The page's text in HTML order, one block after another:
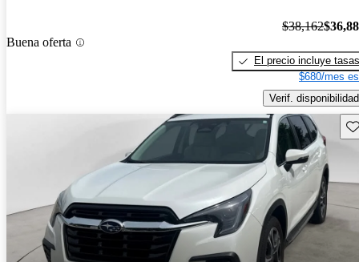
Buena oferta
$38,162
El precio incluye tasas
$680/mes
Verif. disponibilidad